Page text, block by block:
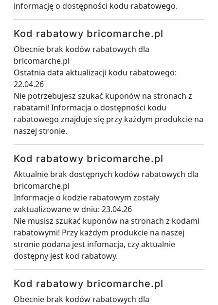
informację o dostępności kodu rabatowego.
Kod rabatowy bricomarche.pl
Obecnie brak kodów rabatowych dla
bricomarche.pl
Ostatnia data aktualizacji kodu rabatowego:
22.04.26
Nie potrzebujesz szukać kuponów na stronach z
rabatami! Informacja o dostępności kodu
rabatowego znajduje się przy każdym produkcie na
naszej stronie.
Kod rabatowy bricomarche.pl
Aktualnie brak dostępnych kodów rabatowych dla
bricomarche.pl
Informacje o kodzie rabatowym zostały
zaktualizowane w dniu: 23.04.26
Nie musisz szukać kuponów na stronach z kodami
rabatowymi! Przy każdym produkcie na naszej
stronie podana jest infomacja, czy aktualnie
dostępny jest kod rabatowy.
Kod rabatowy bricomarche.pl
Obecnie brak kodów rabatowych dla